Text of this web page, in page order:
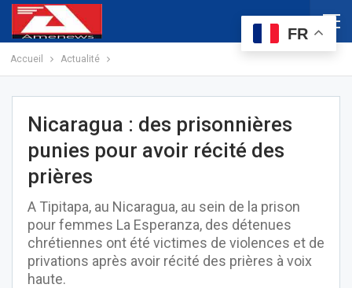
Accueil Actualité
Nicaragua : des prisonnières
punies pour avoir récité des
prières
A Tipitapa, au Nicaragua, au sein de la prison
pour femmes La Esperanza, des détenues
chrétiennes ont été victimes de violences et de
privations après avoir récité des prières à voix
haute.
FR